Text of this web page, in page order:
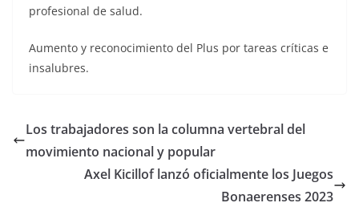
profesional de salud.
Aumento y reconocimiento del Plus por tareas críticas e
insalubres.
Los trabajadores son la columna vertebral del
movimiento nacional y popular
Axel Kicillof lanzó oficialmente los Juegos
Bonaerenses 2023